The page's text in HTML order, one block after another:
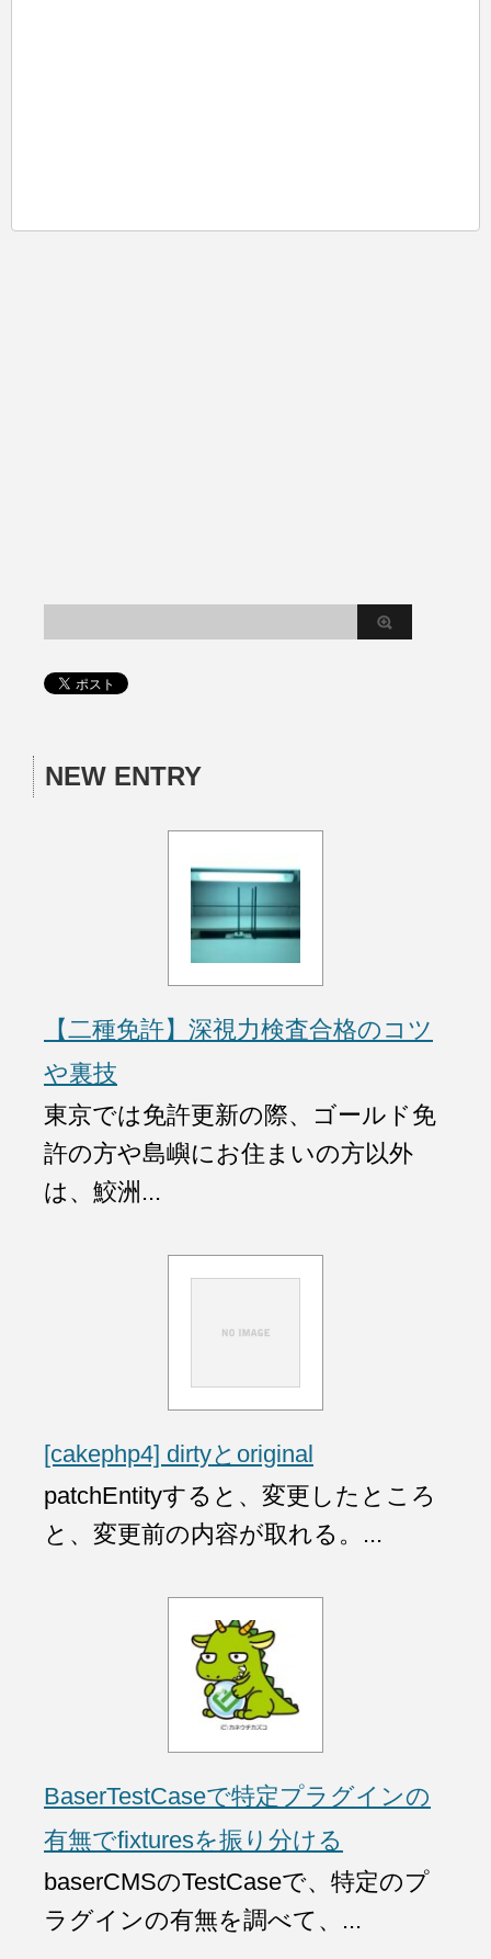
NEW ENTRY
【二種免許】深視力検査合格のコツ
や裏技
東京では免許更新の際、ゴールド免
許の方や島嶼にお住まいの方以外
は、鮫洲...
[cakephp4] dirtyとoriginal
patchEntityすると、変更したところ
と、変更前の内容が取れる。...
BaserTestCaseで特定プラグインの
有無でfixturesを振り分ける
baserCMSのTestCaseで、特定のプ
ラグインの有無を調べて、...